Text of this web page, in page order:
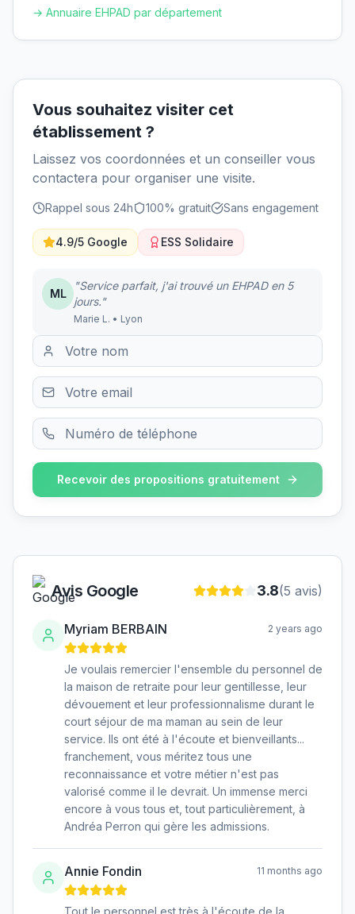
→ Annuaire EHPAD par département
Vous souhaitez visiter cet
établissement ?
Laissez vos coordonnées et un conseiller vous
contactera pour organiser une visite.
Rappel sous 24h 100% gratuit Sans engagement
4.9/5 Google ESS Solidaire
ML
"Service parfait, j'ai trouvé un EHPAD en 5
jours."
Marie L. • Lyon
Recevoir des propositions gratuitement
Avis Google 3.8(5 avis)
Myriam BERBAIN 2 years ago
Je voulais remercier l'ensemble du personnel de
la maison de retraite pour leur gentillesse, leur
dévouement et leur professionnalisme durant le
court séjour de ma maman au sein de leur
service. Ils ont été à l'écoute et bienveillants...
franchement, vous méritez tous une
reconnaissance et votre métier n'est pas
valorisé comme il le devrait. Un immense merci
encore à vous tous et, tout particulièrement, à
Andréa Perron qui gère les admissions.
Annie Fondin 11 months ago